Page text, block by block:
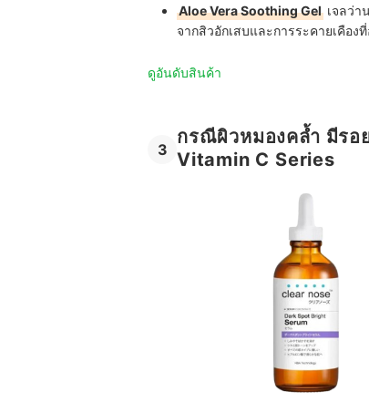
Aloe Vera Soothing Gel เจลว่
จากสิวอักเสบและการระคายเคือง
ดูอันดับสินค้า
3
กรณีผิวหมองคล้ำ มีรอ
Vitamin C Series